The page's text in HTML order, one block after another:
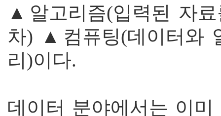
▲알고리즘(입력된 자
차) ▲컴퓨팅(데이터와
리)이다.
데이터 분야에서는 이